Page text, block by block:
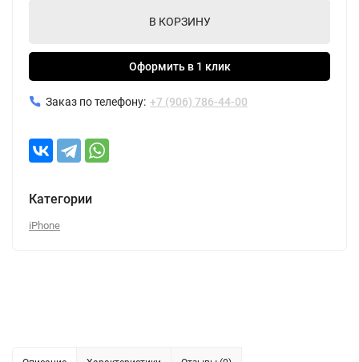
В КОРЗИНУ
Оформить в 1 клик
Заказ по телефону: +7 (906) 786-44-00
Категории
iPhone